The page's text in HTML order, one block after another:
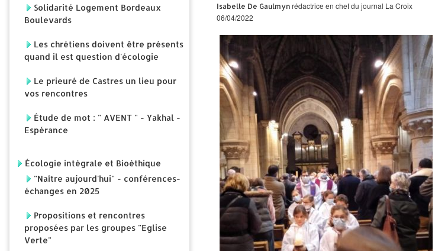
Solidarité Logement Bordeaux
Boulevards
Les chrétiens doivent être présents
quand il est question d'écologie
Le prieuré de Castres un lieu pour
vos rencontres
Étude de mot : " AVENT " - Yakhal -
Espérance
Écologie intégrale et Bioéthique
"Naître aujourd'hui" - conférences-
échanges en 2025
Propositions et rencontres
proposées par les groupes "Eglise
Verte"
Isabelle De Gaulmyn rédactrice en chef du journal La Croix
06/04/2022